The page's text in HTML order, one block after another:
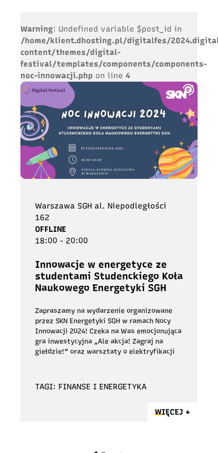
Warning: Undefined variable $post_id in
/home/klient.dhosting.pl/digitalfes/
content/themes/digital-
festival/templates/components/components-
noc-innowacji.php on line 4
Warszawa SGH al. Niepodległości
162
OFFLINE
18:00 - 20:00
Innowacje w energetyce ze
studentami Studenckiego Koła
Naukowego Energetyki SGH
Zapraszamy na wydarzenie organizowane
przez SKN Energetyki SGH w ramach Nocy
Innowacji 2024! Czeka na Was emocjonująca
gra inwestycyjna „Ale akcja! Zagraj na
giełdzie!” oraz warsztaty o elektryfikacji
TAGI: FINANSE I ENERGETYKA
WIĘCEJ +